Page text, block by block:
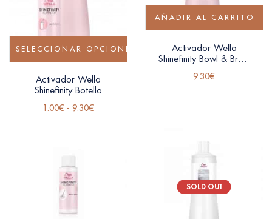
SELECCIONAR OPCIONES
Activador Wella
Shinefinity Botella
1.00€ - 9.30€
AÑADIR AL CARRITO
Activador Wella
Shinefinity Bowl & Brush
9.30€
SOLD OUT